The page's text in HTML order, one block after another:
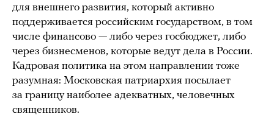
для внешнего развития, который активно
поддерживается российским государством, в том
числе финансово — либо через госбюджет, либо
через бизнесменов, которые ведут дела в России.
Кадровая политика на этом направлении тоже
разумная: Московская патриархия посылает
за границу наиболее адекватных, человечных
священников.